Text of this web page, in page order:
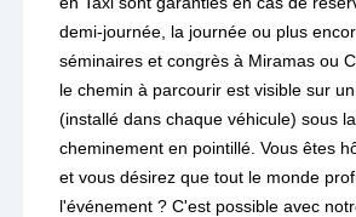
demi-journée, la journée ou plus
séminaires et congrès à Miramas ou
le chemin à parcourir est visible sur
(installé dans chaque véhicule) sous
cheminement en pointillé. Vous êtes
et vous désirez que tout le monde
l'événement ? C'est possible avec